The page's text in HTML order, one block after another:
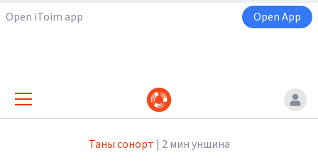
Open iToim app Open App
Таны сонорт | 2 мин уншина